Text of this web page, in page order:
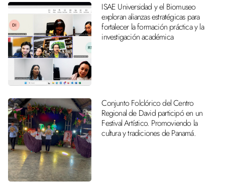
ISAE Universidad y el Biomuseo
exploran alianzas estratégicas para
fortalecer la formación práctica y la
investigación académica
Conjunto Folclórico del Centro
Regional de David participó en un
Festival Artístico. Promoviendo la
cultura y tradiciones de Panamá.